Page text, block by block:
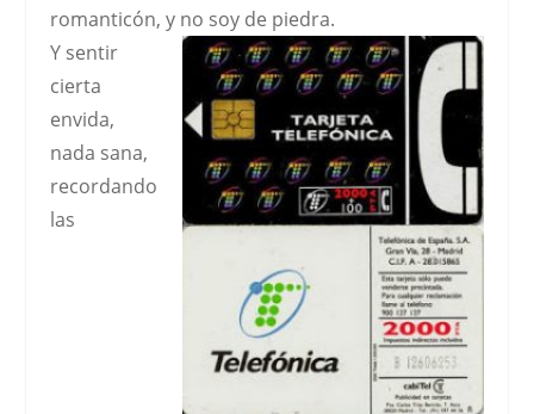
romanticón, y no soy de piedra.
Y sentir
cierta
envida,
nada sana,
recordando
las